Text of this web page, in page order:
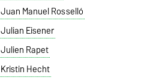
Juan Manuel Rosselló
Julian Eisener
Julien Rapet
Kristin Hecht